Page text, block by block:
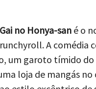
no Honya-sané o
A comédia
um garoto tímido
loja de mangás no